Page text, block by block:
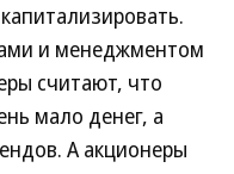
и менеджментом
считают, что
мало денег, а
А акционеры